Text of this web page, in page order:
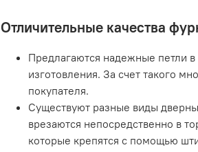
Отличительные качества
Предлагаются надежные петли в
изготовления. За счет такого
покупателя.
Существуют разные виды
врезаются непосредственно в
которые крепятся с помощью